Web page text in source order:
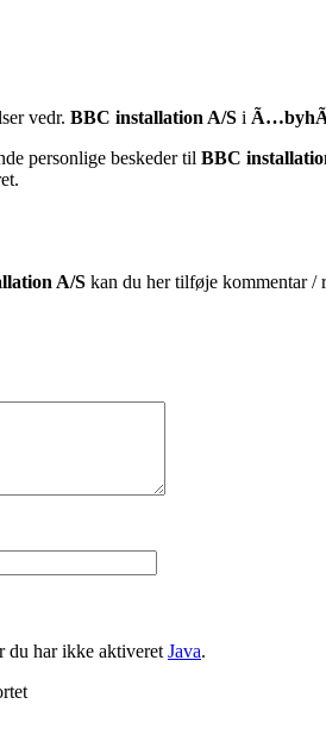
vedr. BBC installation A/S i
personlige beskeder til BBC
A/S kan du her tilføje kommentar /
du har ikke aktiveret Java.